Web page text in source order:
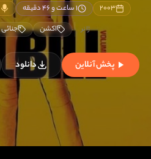
۲۰۰۳ ۱ ساعت و ۴۶ دقیقه
اکشن
جنائی
پخش آنلاین دانلود